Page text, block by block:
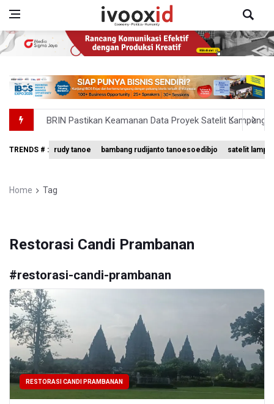
BRIN Pastikan Keamanan Data Proyek Satelit Lampung-1
BRIN Sebut Teknologi ANG Berpotensi Hemat Subsidi
Menperin Sebut Insentif Kendaraan Listrik untuk Produk
TRENDS # : rudy tanoe bambang rudijanto tanoesoedibjo satelit
Home Tag
Restorasi Candi Prambanan
#restorasi-candi-prambanan
RESTORASI CANDI PRAMBANAN